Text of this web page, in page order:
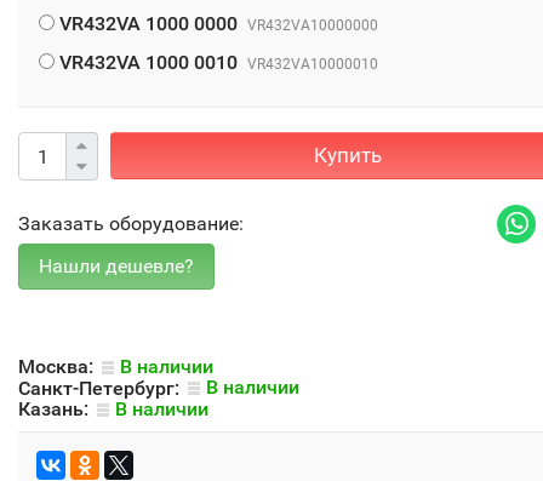
VR432VA 1000 0000 VR432VA10000000
VR432VA 1000 0010 VR432VA10000010
Купить
Заказать оборудование:
Москва:
В наличии
Санкт-Петербург:
В наличии
Казань:
В наличии